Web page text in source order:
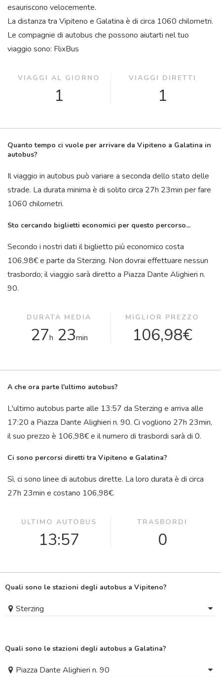
esauriscono velocemente.
La distanza tra Vipiteno e Galatina è di circa 1060 chilometri.
Le compagnie di autobus che possono aiutarti nel tuo
viaggio sono: FlixBus
VIAGGI AL GIORNO
1
VIAGGI DIRETTI
1
Quanto tempo ci vuole per arrivare da Vipiteno a Galatina in
autobus?
Il viaggio in autobus può variare a seconda dello stato delle
strade. La durata minima è di solito circa 27h 23min per fare
1060 chilometri.
Sto cercando biglietti economici per questo percorso...
Secondo i nostri dati il ​​biglietto più economico costa
106,98€ e parte da Sterzing. Non dovrai effettuare nessun
trasbordo; il viaggio sarà diretto a Piazza Dante Alighieri n.
90.
DURATA MEDIA
27h 23min
MIGLIOR PREZZO
106,98€
A che ora parte l'ultimo autobus?
L'ultimo autobus parte alle 13:57 da Sterzing e arriva alle
17:20 a Piazza Dante Alighieri n. 90. Ci vogliono 27h 23min,
il suo prezzo è 106,98€ e il numero di trasbordi sarà di 0.
Ci sono percorsi diretti tra Vipiteno e Galatina?
Sì, ci sono linee di autobus dirette. La loro durata è di circa
27h 23min e costano 106,98€.
ULTIMO AUTOBUS
13:57
TRASBORDI
0
Quali sono le stazioni degli autobus a Vipiteno?
Sterzing
Quali sono le stazioni degli autobus a Galatina?
Piazza Dante Alighieri n. 90